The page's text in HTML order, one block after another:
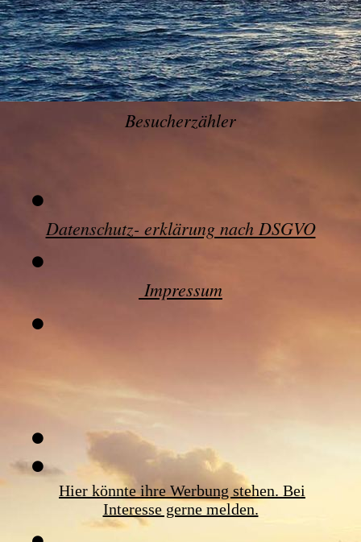
Besucherzähler
Datenschutz- erklärung nach DSGVO
Impressum
Hier könnte ihre Werbung stehen. Bei
Interesse gerne melden.